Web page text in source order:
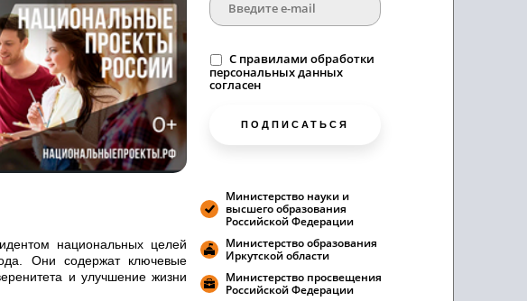
национальных целей
Они содержат ключевые
и улучшение жизни
C правилами обработки
персональных данных
согласен
ПОДПИСАТЬСЯ
Министерство науки и
высшего образования
Российской Федерации
Министерство образования
Иркутской области
Министерство просвещения
Российской Федерации